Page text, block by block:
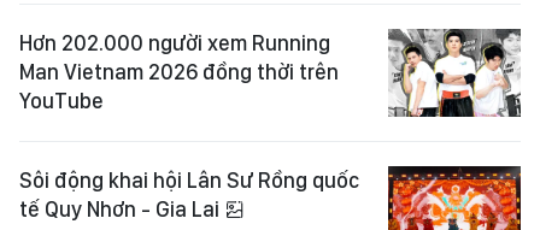
Hơn 202.000 người xem Running
Man Vietnam 2026 đồng thời trên
YouTube
Sôi động khai hội Lân Sư Rồng quốc
tế Quy Nhơn - Gia Lai